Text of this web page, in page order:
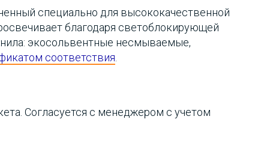
специально для высококачественной
благодаря светоблокирующей
экосольвентные несмываемые,
соответствия.
Согласуется с менеджером с учетом